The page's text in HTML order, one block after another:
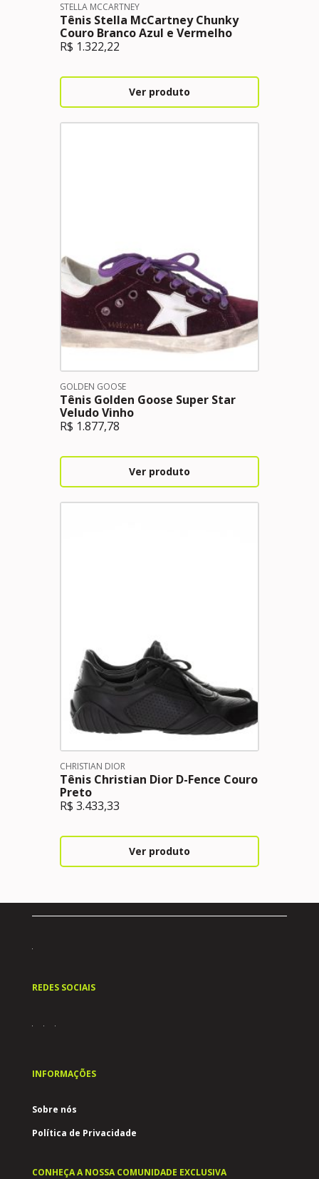
STELLA MCCARTNEY
Tênis Stella McCartney Chunky
Couro Branco Azul e Vermelho
R$ 1.322,22
Ver produto
GOLDEN GOOSE
Tênis Golden Goose Super Star
Veludo Vinho
R$ 1.877,78
Ver produto
CHRISTIAN DIOR
Tênis Christian Dior D-Fence Couro
Preto
R$ 3.433,33
Ver produto
REDES SOCIAIS
INFORMAÇÕES
Sobre nós
Política de Privacidade
CONHEÇA A NOSSA COMUNIDADE EXCLUSIVA